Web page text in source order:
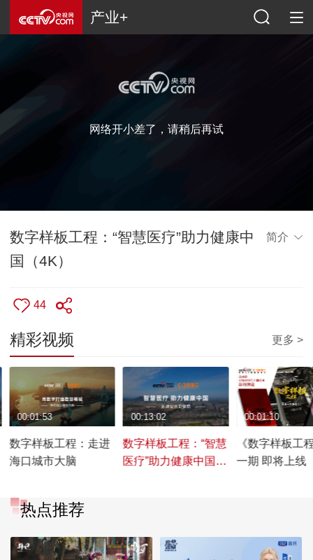
产业+
网络开小差了，请稍后再试
数字样板工程：“智慧医疗”助力健康中
国（4K）
简介
44
精彩视频 更多 >
数字样板工程：走进
海口城市大脑
00:01:53
数字样板工程：“智慧
医疗”助力健康中国
00:13:02
《数字样板工
一期 即将上线
00:01:10
热点推荐